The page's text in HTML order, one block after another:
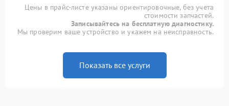
Цены в прайс-листе указаны ориентировочные, без учета
стоимости запчастей.
Записывайтесь на бесплатную диагностику.
Мы проверим ваше устройство и укажем на неисправность.
Показать все услуги